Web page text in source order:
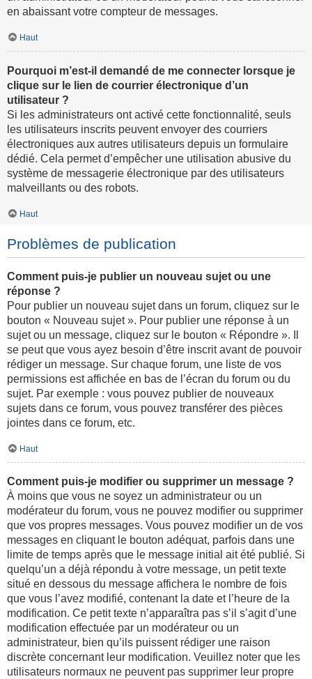
en abaissant votre compteur de messages.
Haut
Pourquoi m’est-il demandé de me connecter lorsque je
clique sur le lien de courrier électronique d’un
utilisateur ?
Si les administrateurs ont activé cette fonctionnalité, seuls
les utilisateurs inscrits peuvent envoyer des courriers
électroniques aux autres utilisateurs depuis un formulaire
dédié. Cela permet d’empêcher une utilisation abusive du
système de messagerie électronique par des utilisateurs
malveillants ou des robots.
Haut
Problèmes de publication
Comment puis-je publier un nouveau sujet ou une
réponse ?
Pour publier un nouveau sujet dans un forum, cliquez sur le
bouton « Nouveau sujet ». Pour publier une réponse à un
sujet ou un message, cliquez sur le bouton « Répondre ». Il
se peut que vous ayez besoin d’être inscrit avant de pouvoir
rédiger un message. Sur chaque forum, une liste de vos
permissions est affichée en bas de l’écran du forum ou du
sujet. Par exemple : vous pouvez publier de nouveaux
sujets dans ce forum, vous pouvez transférer des pièces
jointes dans ce forum, etc.
Haut
Comment puis-je modifier ou supprimer un message ?
À moins que vous ne soyez un administrateur ou un
modérateur du forum, vous ne pouvez modifier ou supprimer
que vos propres messages. Vous pouvez modifier un de vos
messages en cliquant le bouton adéquat, parfois dans une
limite de temps après que le message initial ait été publié. Si
quelqu’un a déjà répondu à votre message, un petit texte
situé en dessous du message affichera le nombre de fois
que vous l’avez modifié, contenant la date et l’heure de la
modification. Ce petit texte n’apparaîtra pas s’il s’agit d’une
modification effectuée par un modérateur ou un
administrateur, bien qu’ils puissent rédiger une raison
discrète concernant leur modification. Veuillez noter que les
utilisateurs normaux ne peuvent pas supprimer leur propre